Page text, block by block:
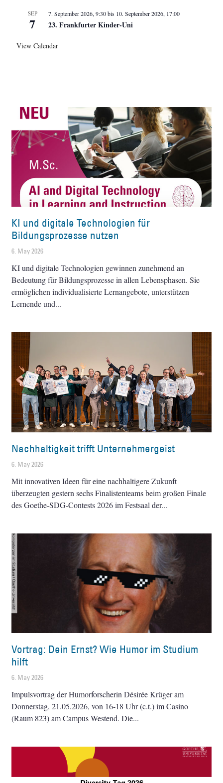
SEP
7
7. September 2026, 9:30bis 10. September 2026, 17:00
23. Frankfurter Kinder-Uni
View Calendar
KI und digitale Technologien für
Bildungsprozesse nutzen
6. May 2026
KI und digitale Technologien gewinnen zunehmend an
Bedeutung für Bildungsprozesse in allen Lebensphasen. Sie
ermöglichen individualisierte Lernangebote, unterstützen
Lernende und
Nachhaltigkeit trifft Unternehmergeist
6. May 2026
Mit innovativen Ideen für eine nachhaltigere Zukunft
überzeugten gestern sechs Finalistenteams beim großen Finale
des Goethe-SDG-Contests 2026 im Festsaal der
Vortrag: Dein Ernst? Wie Humor im Studium
hilft
6. May 2026
Impulsvortrag der Humorforscherin Désirée Krüger am
Donnerstag, 21.05.2026, von 16-18 Uhr (c.t.) im Casino
(Raum 823) am Campus Westend. Die